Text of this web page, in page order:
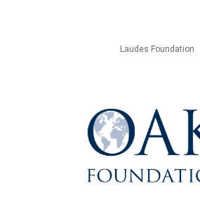
Laudes Foundation